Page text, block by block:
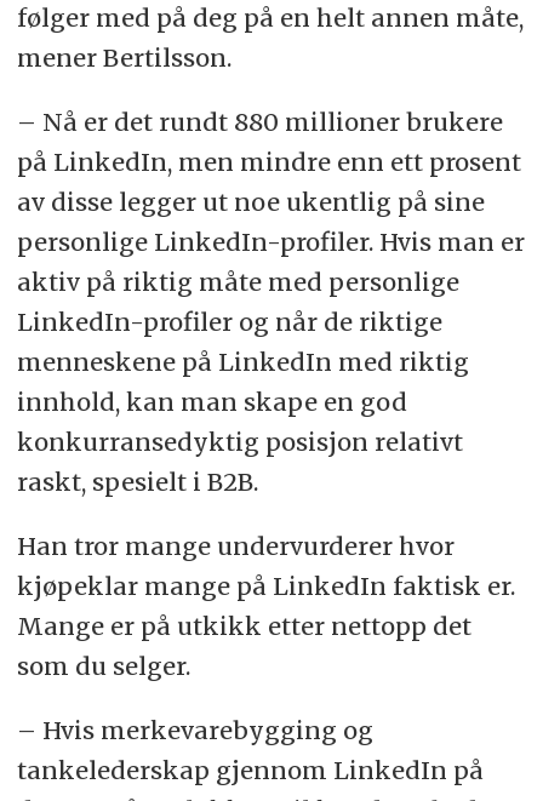
følger med på deg på en helt annen måte,
mener Bertilsson.
– Nå er det rundt 880 millioner brukere
på LinkedIn, men mindre enn ett prosent
av disse legger ut noe ukentlig på sine
personlige LinkedIn-profiler. Hvis man er
aktiv på riktig måte med personlige
LinkedIn-profiler og når de riktige
menneskene på LinkedIn med riktig
innhold, kan man skape en god
konkurransedyktig posisjon relativt
raskt, spesielt i B2B.
Han tror mange undervurderer hvor
kjøpeklar mange på LinkedIn faktisk er.
Mange er på utkikk etter nettopp det
som du selger.
– Hvis merkevarebygging og
tankelederskap gjennom LinkedIn på